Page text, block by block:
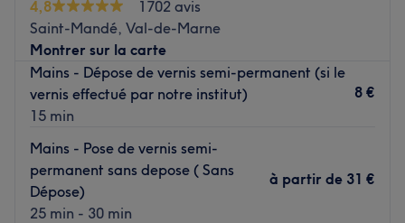
maîtres ! Vous vous sentez instantanément bien et profitez
d'un unique instant de bonheur, rien qu'à vous.
C’est la très agréable Mai qui vous accueille
chaleureusement et qui s’occupe de vous avec beaucoup
d’attention.
Manucure, beauté des pieds, pose de vernis classique ou
semi-permanent, ongles en gel, vous avez simplement
l'embarras du choix parmi des prestations de qualité et
effectuées avec des produits des marques de renom OPI,
4,8
1702 avis
Saint-Mandé, Val-de-Marne
Montrer sur la carte
Mains - Dépose de vernis semi-permanent (si le
vernis effectué par notre institut)
15 min
8 €
Mains - Pose de vernis semi-
permanent sans depose ( Sans
Dépose)
25 min - 30 min
à partir de 31 €